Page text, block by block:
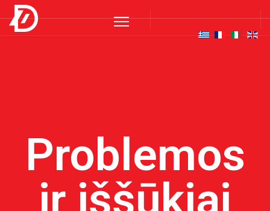
Problemos
ir iššūkiai